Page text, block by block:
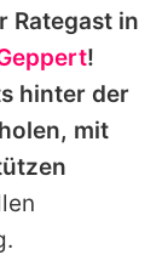
Rategast in
!
hinter der
mit